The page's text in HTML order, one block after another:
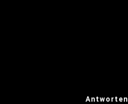
Antworten